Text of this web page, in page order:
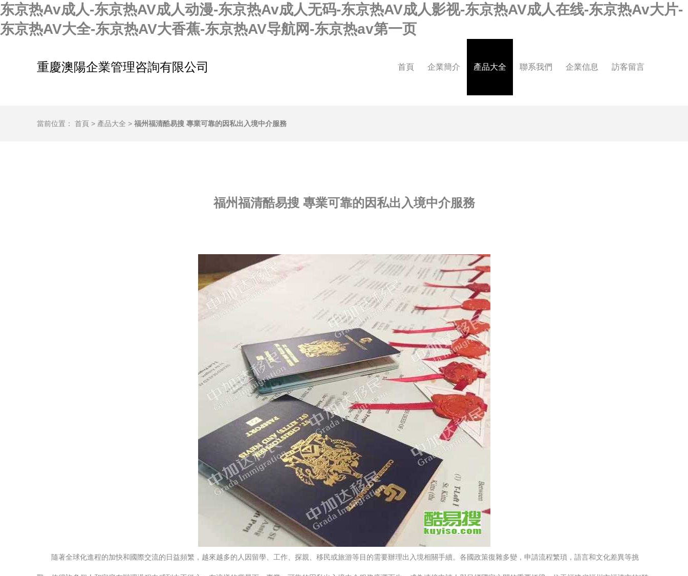
东京热Av成人-东京热AV成人动漫-东京热Av成人无码-东京热AV成人影视-东京热AV成人在线-东京热Av大片-
东京热AV大全-东京热AV大香蕉-东京热AV导航网-东京热av第一页
重慶澳陽企業管理咨詢有限公司 首頁 企業簡介 產品大全 聯系我們 企業信息 訪客留言
當前位置： 首頁 > 產品大全 > 福州福清酷易搜 專業可靠的因私出入境中介服務
福州福清酷易搜 專業可靠的因私出入境中介服務
隨著全球化進程的加快和國際交流的日益頻繁，越來越多的人因留學、工作、探親、移民或旅游等目的需要辦理出入境相關手續。各國政策復雜多變，申請流程繁瑣，語言和文化差異等挑